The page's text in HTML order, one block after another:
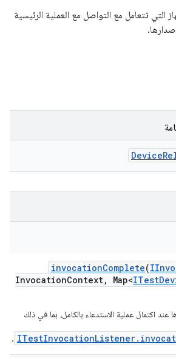
التي تتعامل مع التواصل مع العملية الرئيسية
Device
invocationComplete(
InvocationContext, Map<ITest
عند اكتمال عملية الاستدعاء بالكامل، بما في ذلك
.